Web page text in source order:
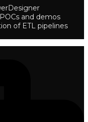
and demos
of ETL pipelines